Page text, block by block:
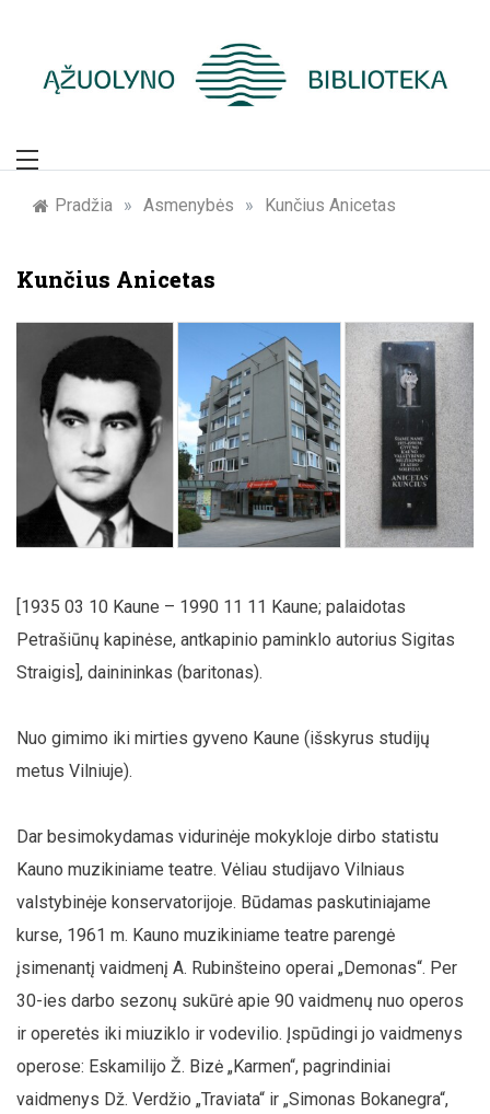
Žymūs Kauno
žmonės: atminimo
įamžinimas
Pradžia » Asmenybės » Kunčius Anicetas
Kunčius Anicetas
[1935 03 10 Kaune – 1990 11 11 Kaune; palaidotas
Petrašiūnų kapinėse, antkapinio paminklo autorius Sigitas
Straigis], dainininkas (baritonas).
Nuo gimimo iki mirties gyveno Kaune (išskyrus studijų
metus Vilniuje).
Dar besimokydamas vidurinėje mokykloje dirbo statistu
Kauno muzikiniame teatre. Vėliau studijavo Vilniaus
valstybinėje konservatorijoje. Būdamas paskutiniajame
kurse, 1961 m. Kauno muzikiniame teatre parengė
įsimenantį vaidmenį A. Rubinšteino operai „Demonas“. Per
30-ies darbo sezonų sukūrė apie 90 vaidmenų nuo operos
ir operetės iki miuziklo ir vodevilio. Įspūdingi jo vaidmenys
operose: Eskamilijo Ž. Bizė „Karmen“, pagrindiniai
vaidmenys Dž. Verdžio „Traviata“ ir „Simonas Bokanegra“,